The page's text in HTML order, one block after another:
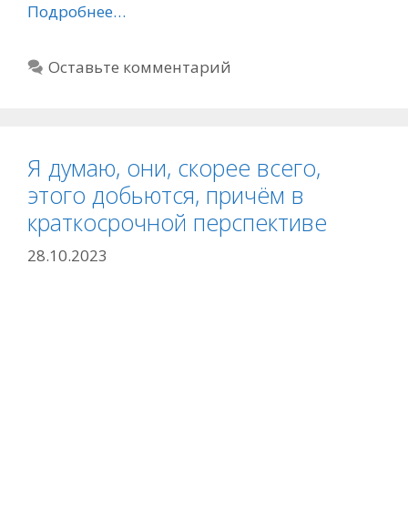
Подробнее…
Оставьте комментарий
Я думаю, они, скорее всего,
этого добьются, причём в
краткосрочной перспективе
28.10.2023